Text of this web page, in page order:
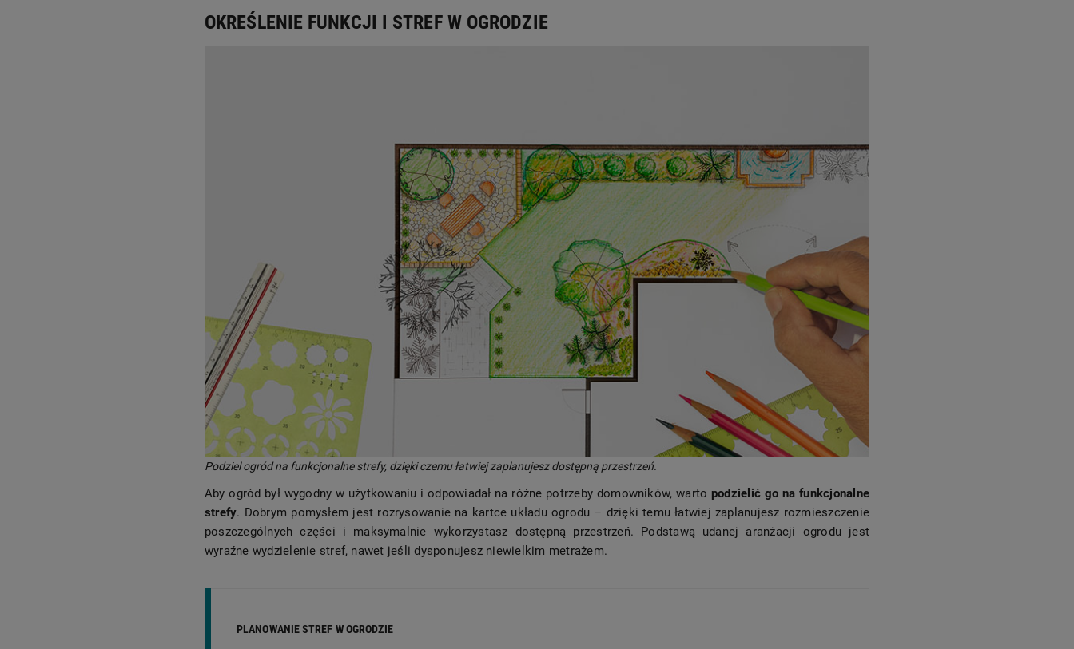
OKREŚLENIE FUNKCJI I STREF W OGRODZIE
Podziel ogród na funkcjonalne strefy, dzięki czemu łatwiej zaplanujesz dostępną przestrzeń.
Aby ogród był wygodny w użytkowaniu i odpowiadał na różne potrzeby domowników, warto podzielić go na funkcjonalne
strefy. Dobrym pomysłem jest rozrysowanie na kartce układu ogrodu – dzięki temu łatwiej zaplanujesz rozmieszczenie
poszczególnych części i maksymalnie wykorzystasz dostępną przestrzeń. Podstawą udanej aranżacji ogrodu jest
wyraźne wydzielenie stref, nawet jeśli dysponujesz niewielkim metrażem.
PLANOWANIE STREF W OGRODZIE